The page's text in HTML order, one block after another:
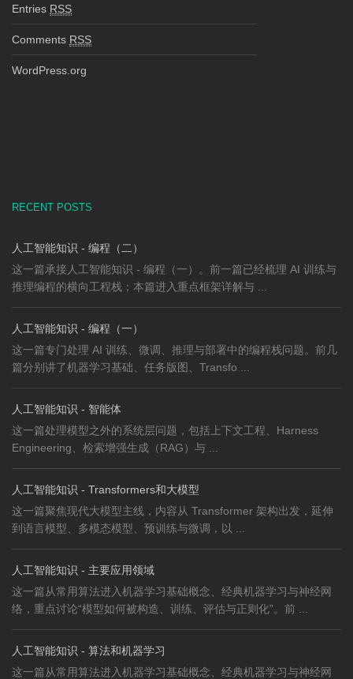
Entries RSS
Comments RSS
WordPress.org
RECENT POSTS
人工智能知识 - 编程（二）
这一篇承接人工智能知识 - 编程（一）。前一篇已经梳理 AI 训练与
推理编程的横向工程栈；本篇进入重点框架详解与 ...
人工智能知识 - 编程（一）
这一篇专门处理 AI 训练、微调、推理与部署中的编程栈问题。前几
篇分别讲了机器学习基础、任务版图、Transfo ...
人工智能知识 - 智能体
这一篇处理模型之外的系统层问题，包括上下文工程、Harness
Engineering、检索增强生成（RAG）与 ...
人工智能知识 - Transformers和大模型
这一篇聚焦现代大模型主线，内容从 Transformer 架构出发，延伸
到语言模型、多模态模型、预训练与微调，以 ...
人工智能知识 - 主要应用领域
这一篇从常用算法进入机器学习基础概念、经典机器学习与神经网
络，重点讨论“模型如何被构造、训练、评估与正则化”。前 ...
人工智能知识 - 算法和机器学习
这一篇从常用算法进入机器学习基础概念、经典机器学习与神经网